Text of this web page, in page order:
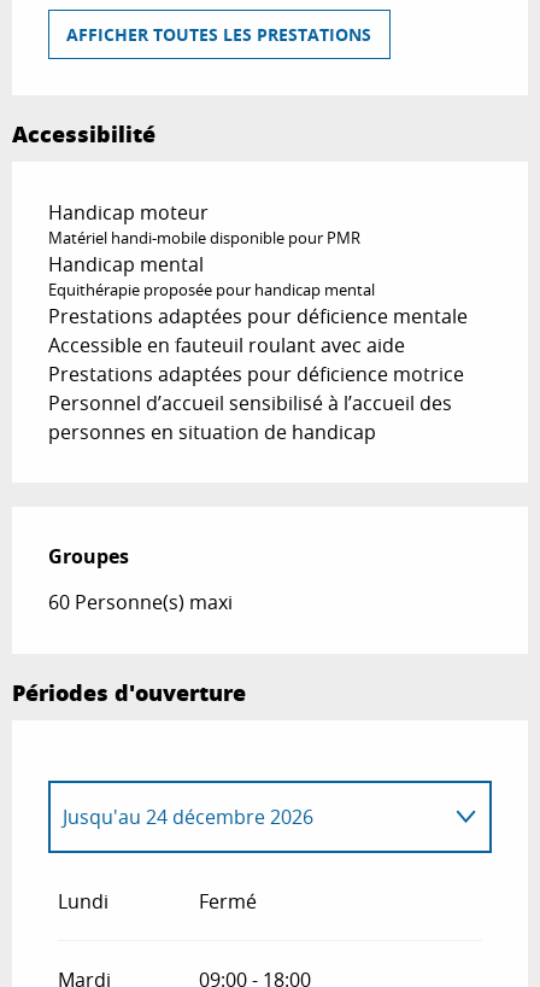
AFFICHER TOUTES LES PRESTATIONS
Accessibilité
Handicap moteur
Matériel handi-mobile disponible pour PMR
Handicap mental
Equithérapie proposée pour handicap mental
Prestations adaptées pour déficience mentale
Accessible en fauteuil roulant avec aide
Prestations adaptées pour déficience motrice
Personnel d’accueil sensibilisé à l’accueil des
personnes en situation de handicap
Groupes
Groupes
60 Personne(s) maxi
Périodes d'ouverture
24 mai 2026
Jusqu'au 24 décembre 2026
2026
Lundi Fermé
Mardi 09:00 - 18:00